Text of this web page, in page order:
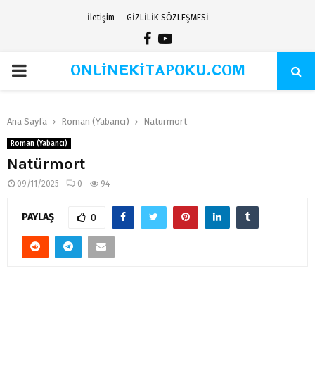
İletişim GİZLİLİK SÖZLEŞMESİ
Facebook
Youtube
PRIMARYONLİNEKİTAPOKU.COM
Ana Sayfa Roman (Yabancı) Natürmort
Roman (Yabancı)
Natürmort
09/11/2025 0 94
PAYLAŞ 0